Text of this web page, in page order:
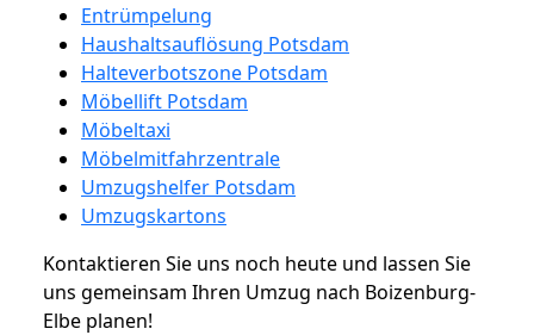
Entrümpelung
Haushaltsauflösung Potsdam
Halteverbotszone Potsdam
Möbellift Potsdam
Möbeltaxi
Möbelmitfahrzentrale
Umzugshelfer Potsdam
Umzugskartons
Kontaktieren Sie uns noch heute und lassen Sie
uns gemeinsam Ihren Umzug nach Boizenburg-
Elbe planen!